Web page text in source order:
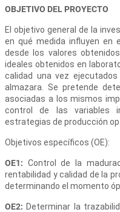
OBJETIVO DEL PROYECTO
El objetivo general de la
en qué medida influyen en
desde los valores
ideales obtenidos en
calidad una vez
almazara. Se pretende
asociadas a los mismos
control de las variables
estrategias de producción
Objetivos específicos (OE):
OE1: Control de la
rentabilidad y calidad de la
determinando el momento
OE2: Determinar la